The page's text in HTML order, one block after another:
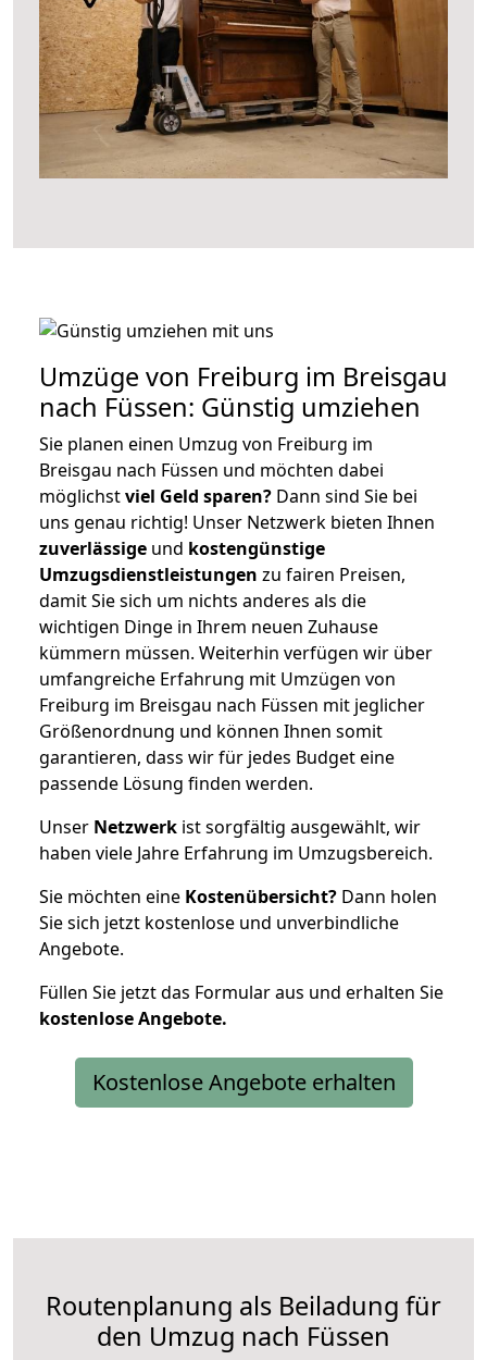
Umzüge von Freiburg im Breisgau
nach Füssen: Günstig umziehen
Sie planen einen Umzug von Freiburg im
Breisgau nach Füssen und möchten dabei
möglichstviel Geld sparen? Dann sind Sie bei
uns genau richtig! Unser Netzwerk bieten Ihnen
zuverlässige und kostengünstige
Umzugsdienstleistungen zu fairen Preisen,
damit Sie sich um nichts anderes als die
wichtigen Dinge in Ihrem neuen Zuhause
kümmern müssen. Weiterhin verfügen wir über
umfangreiche Erfahrung mit Umzügen von
Freiburg im Breisgau nach Füssen mit jeglicher
Größenordnung und können Ihnen somit
garantieren, dass wir für jedes Budget eine
passende Lösung finden werden.
Unser Netzwerk ist sorgfältig ausgewählt, wir
haben viele Jahre Erfahrung im Umzugsbereich.
Sie möchten eine Kostenübersicht? Dann holen
Sie sich jetzt kostenlose und unverbindliche
Angebote.
Füllen Sie jetzt das Formular aus und erhalten Sie
kostenloseAngebote.
Kostenlose Angebote erhalten
Routenplanung als Beiladung für
den Umzug nach Füssen